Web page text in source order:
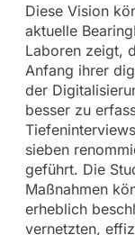
Diese Vision
aktuelle
Laboren zeigt,
Anfang ihrer
der
besser zu
sieben
geführt. Die
Maßnahmen
erheblich
vernetzten,